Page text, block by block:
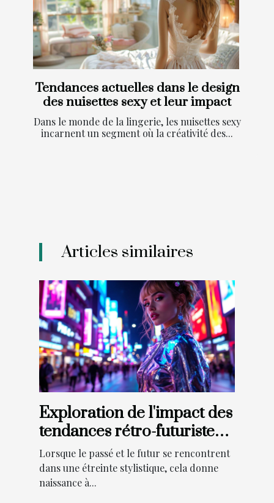
Tendances actuelles dans le design
des nuisettes sexy et leur impact
Dans le monde de la lingerie, les nuisettes sexy
incarnent un segment où la créativité des...
Articles similaires
Exploration de l'impact des
tendances rétro-futuristes
sur la mode actuelle
Lorsque le passé et le futur se rencontrent
dans une étreinte stylistique, cela donne
naissance à...